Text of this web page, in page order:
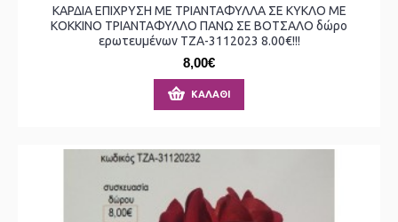
ΚΑΡΔΙΑ ΕΠΙΧΡΥΣΗ ΜΕ ΤΡΙΑΝΤΑΦΥΛΛΑ ΣΕ ΚΥΚΛΟ ΜΕ
ΚΟΚΚΙΝΟ ΤΡΙΑΝΤΑΦΥΛΛΟ ΠΑΝΩ ΣΕ ΒΟΤΣΑΛΟ δώρο
ερωτευμένων ΤΖΑ-3112023 8.00€!!!
8,00€
ΚΑΛΆΘΙ